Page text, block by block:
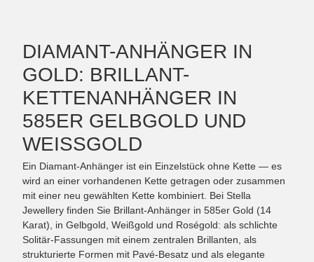
DIAMANT-ANHÄNGER IN
GOLD: BRILLANT-
KETTENANHÄNGER IN
585ER GELBGOLD UND
WEISSGOLD
Ein Diamant-Anhänger ist ein Einzelstück ohne Kette — es
wird an einer vorhandenen Kette getragen oder zusammen
mit einer neu gewählten Kette kombiniert. Bei Stella
Jewellery finden Sie Brillant-Anhänger in 585er Gold (14
Karat), in Gelbgold, Weißgold und Roségold: als schlichte
Solitär-Fassungen mit einem zentralen Brillanten, als
strukturierte Formen mit Pavé-Besatz und als elegante